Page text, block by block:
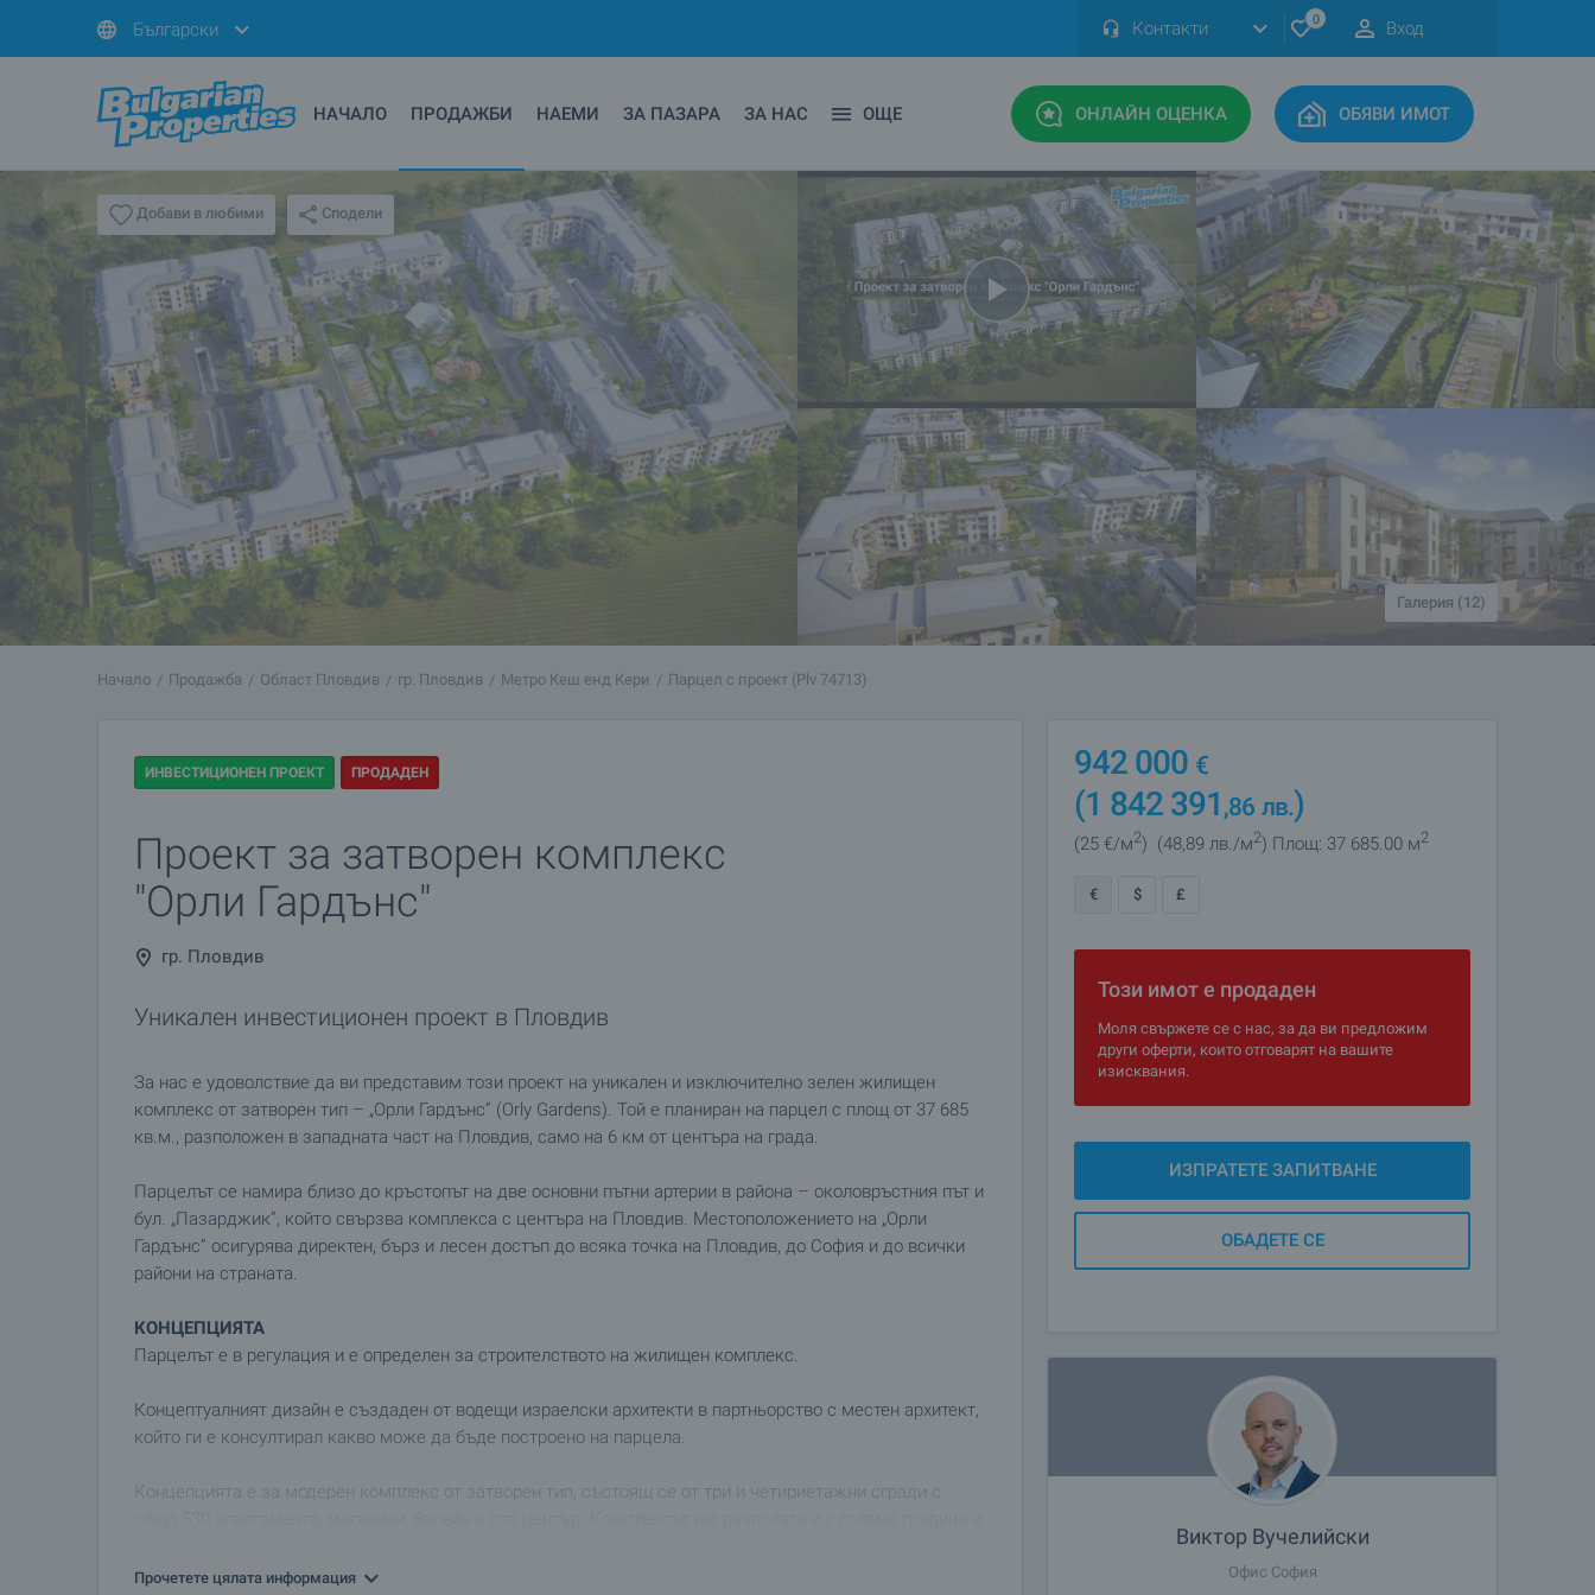
Български Контакти 0 Вход
НАЧАЛО ПРОДАЖБИ НАЕМИ ЗА ПАЗАРА ЗА НАС ОЩЕ ОНЛАЙН ОЦЕНКА ОБЯВИ ИМОТ
Добави в любими Сподели
Галерия (12)
Начало Продажба Област Пловдив гр. Пловдив Метро Кеш енд Кери Парцел с проект (Plv 74713)
ИНВЕСТИЦИОНЕН ПРОЕКТ ПРОДАДЕН
Проект за затворен комплекс
"Орли Гардънс"
гр. Пловдив
Уникален инвестиционен проект в Пловдив
За нас е удоволствие да ви представим този проект на уникален и изключително зелен жилищен
комплекс от затворен тип – „Орли Гардънс” (Orly Gardens). Той е планиран на парцел с площ от 37 685
кв.м., разположен в западната част на Пловдив, само на 6 км от центъра на града.
Парцелът се намира близо до кръстопът на две основни пътни артерии в района – околовръстния път и
бул. „Пазарджик”, който свързва комплекса с центъра на Пловдив. Местоположението на „Орли
Гардънс” осигурява директен, бърз и лесен достъп до всяка точка на Пловдив, до София и до всички
райони на страната.
КОНЦЕПЦИЯТА
Парцелът е в регулация и е определен за строителството на жилищен комплекс.
Концептуалният дизайн е създаден от водещи израелски архитекти в партньорство с местен архитект,
който ги е консултирал какво може да бъде построено на парцела.
Концепцията е за модерен комплекс от затворен тип, състоящ се от три и четириетажни сгради с
апартамент на ниво минус едно.
Прочетете цялата информация
942 000 €
(1 842 391 ,86 лв.)
(25 €/м2) (48,89 лв./м2) Площ: 37 685.00 м2
€ $ £
Този имот е продаден
Моля свържете се с нас, за да ви предложим
други оферти, които отговарят на вашите
изисквания.
ИЗПРАТЕТЕ ЗАПИТВАНЕ
ОБАДЕТЕ СЕ
Виктор Вучелийски
Офис София